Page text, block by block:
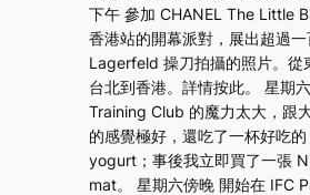
下午 參加 CHANEL The Little
香港站的開幕派對，展出超過
Lagerfeld 操刀拍攝的照片。從
台北到香港。詳情按此。 星期
Training Club 的魔力太大，跟
的感覺極好，還吃了一杯好吃
yogurt；事後我立即買了一張
mat。 星期六傍晚 開始在 IFC